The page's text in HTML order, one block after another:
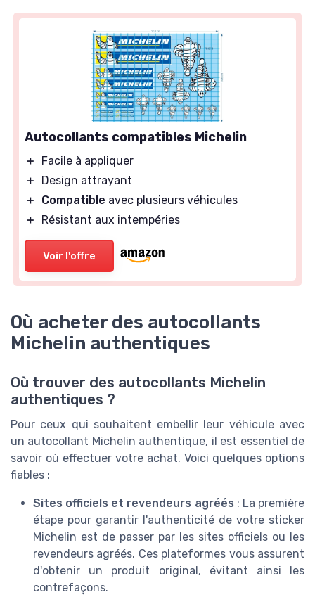
Autocollants compatibles Michelin
＋
Facile à appliquer
＋
Design attrayant
＋
Compatible avec plusieurs véhicules
＋
Résistant aux intempéries
Voir l'offre
Où acheter des autocollants
Michelin authentiques
Où trouver des autocollants Michelin
authentiques ?
Pour ceux qui souhaitent embellir leur véhicule avec
un autocollant Michelin authentique, il est essentiel de
savoir où effectuer votre achat. Voici quelques options
fiables :
Sites officiels et revendeurs agréés : La première
étape pour garantir l'authenticité de votre sticker
Michelin est de passer par les sites officiels ou les
revendeurs agréés. Ces plateformes vous assurent
d'obtenir un produit original, évitant ainsi les
contrefaçons.